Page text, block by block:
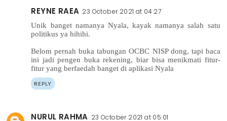
REYNE RAEA 23 October 2021 at 04:27
Unik banget namanya Nyala, kayak namanya salah satu
politikus ya hihihi.
Belom pernah buka tabungan OCBC NISP dong, tapi baca
ini jadi pengen buka rekening, biar bisa menikmati fitur-
fitur yang berfaedah banget di aplikasi Nyala
REPLY
NURUL RAHMA 23 October 2021 at 05:01